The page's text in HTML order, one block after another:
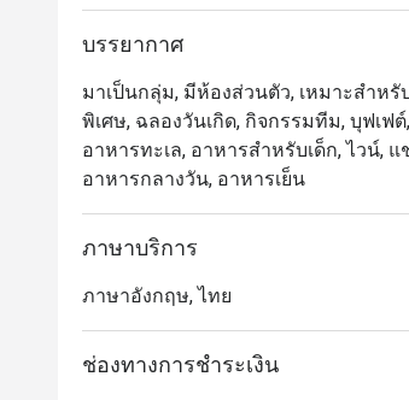
ตั้งอยู่ที่ชั้น M ของโรงแรม Grand Hyatt
ชิดลม โดดเด่นด้วยบรรยากาศหรูหราแ
อย่างประณีต
มอบประสบการณ์ที่น่าประทับใจทั้งสำห
คุณภาพสูงพร้อมเมนูหลากหลายให้เลือ
รับรองว่าจะต้องอยากกลับมาอีกแน่นอน
บรรยากาศ
มาเป็นกลุ่ม, มีห้องส่วนตัว, เหมาะสำห
พิเศษ, ฉลองวันเกิด, กิจกรรมทีม, บุฟเ
อาหารทะเล, อาหารสำหรับเด็ก, ไวน์, แ
อาหารกลางวัน, อาหารเย็น
ภาษาบริการ
ภาษาอังกฤษ, ไทย
ช่องทางการชำระเงิน